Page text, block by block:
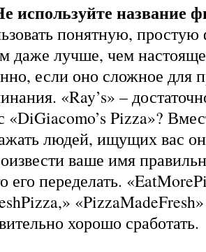
название
понятную,
даже лучше, чем
если оно сложное для
«Ray’s» –
«DiGiacomo’s Pizza»?
людей, ищущих вас
ваше имя
его переделать.
хорошо сработать.